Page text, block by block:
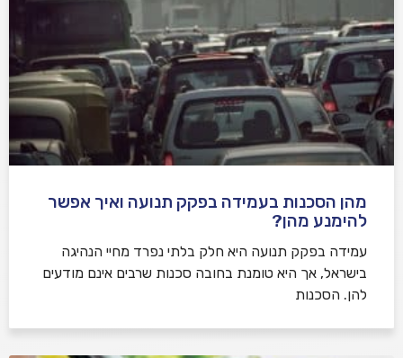
מהן הסכנות בעמידה בפקק תנועה ואיך אפשר
להימנע מהן?
עמידה בפקק תנועה היא חלק בלתי נפרד מחיי הנהיגה
בישראל, אך היא טומנת בחובה סכנות שרבים אינם מודעים
להן. הסכנות